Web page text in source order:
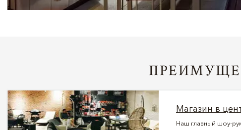
Магазин в
Наш главный шоу-